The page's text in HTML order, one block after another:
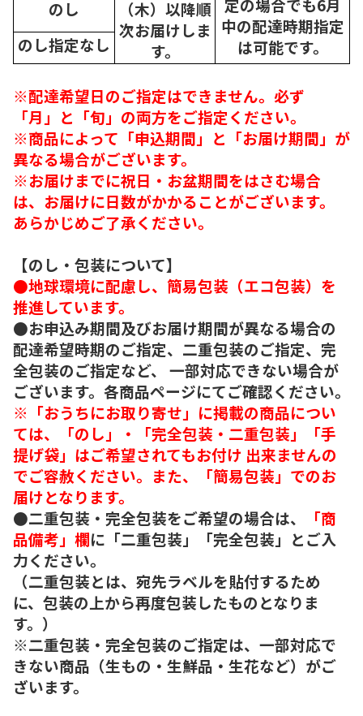
定の場合でも6月
中の配達時期指定
は可能です。
のし
（木）以降順
次お届けしま
す。
のし指定なし
※配達希望日のご指定はできません。必ず
「月」と「旬」の両方をご指定ください。
※商品によって「申込期間」と「お届け期間」が
異なる場合がございます。
※お届けまでに祝日・お盆期間をはさむ場合
は、お届けに日数がかかることがございます。
あらかじめご了承ください。
【のし・包装について】
●地球環境に配慮し、簡易包装（エコ包装）を
推進しています。
●お申込み期間及びお届け期間が異なる場合の
配達希望時期のご指定、二重包装のご指定、完
全包装のご指定など、 一部対応できない場合が
ございます。各商品ページにてご確認ください。
※「おうちにお取り寄せ」に掲載の商品につい
ては、「のし」・「完全包装・二重包装」「手
提げ袋」はご希望されてもお付け 出来ませんの
でご容赦ください。また、「簡易包装」でのお
届けとなります。
●二重包装・完全包装をご希望の場合は、
「商
品備考」欄に「二重包装」「完全包装」とご入
力ください。
（二重包装とは、宛先ラベルを貼付するため
に、包装の上から再度包装したものとなりま
す。）
※二重包装・完全包装のご指定は、一部対応で
きない商品（生もの・生鮮品・生花など）がご
ざいます。